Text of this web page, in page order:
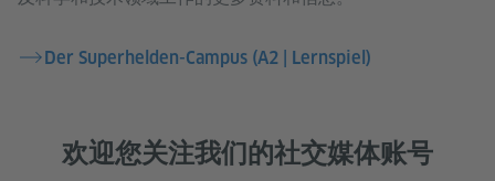
Der Superhelden-Campus (A2 | Lernspiel)
欢迎您关注我们的社交媒体账号